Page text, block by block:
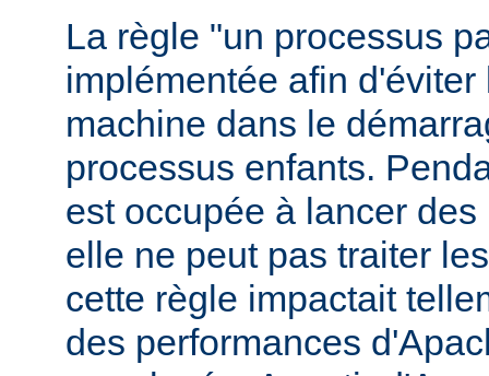
La règle "un processus
implémentée afin
machine dans le
processus enfants.
est occupée à lancer
elle ne peut pas traiter
cette règle impactait
des performances